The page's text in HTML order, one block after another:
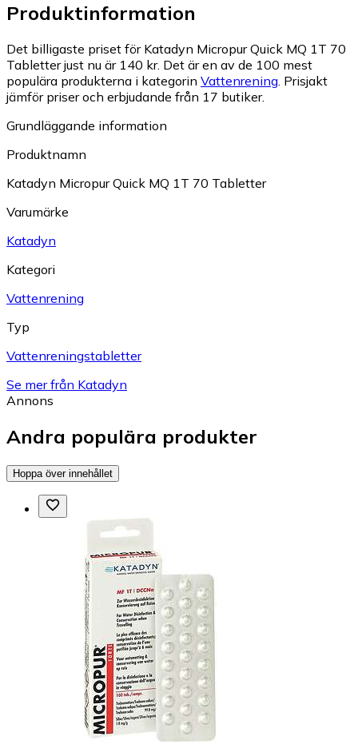
Produktinformation
Det billigaste priset för Katadyn Micropur Quick MQ 1T 70
Tabletter just nu är 140 kr. Det är en av de 100 mest
populära produkterna i kategorin Vattenrening. Prisjakt
jämför priser och erbjudande från 17 butiker.
Grundläggande information
Produktnamn
Katadyn Micropur Quick MQ 1T 70 Tabletter
Varumärke
Katadyn
Kategori
Vattenrening
Typ
Vattenreningstabletter
Se mer från Katadyn
Annons
Andra populära produkter
Hoppa över innehållet